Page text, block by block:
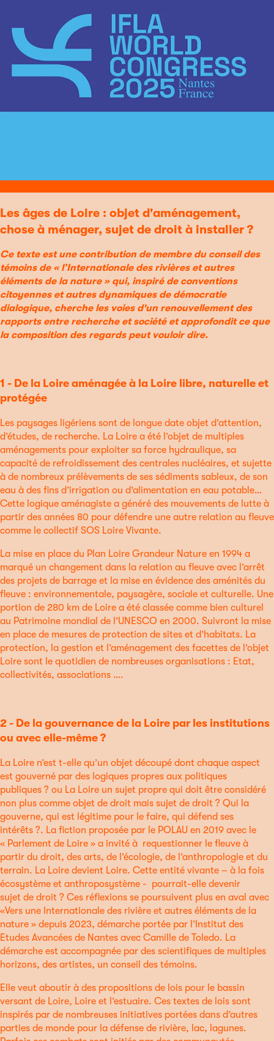
Les âges de Loire : objet d'aménagement,
chose à ménager, sujet de droit à installer ?
Ce texte est une contribution de membre du conseil des
témoins de « l’Internationale des rivières et autres
éléments de la nature » qui, inspiré de conventions
citoyennes et autres dynamiques de démocratie
dialogique, cherche les voies d'un renouvellement des
rapports entre recherche et société et approfondit ce que
la composition des regards peut vouloir dire.
1 - De la Loire aménagée à la Loire libre, naturelle et
protégée
Les paysages ligériens sont de longue date objet d’attention,
d’études, de recherche. La Loire a été l’objet de multiples
aménagements pour exploiter sa force hydraulique, sa
capacité de refroidissement des centrales nucléaires, et sujette
à de nombreux prélèvements de ses sédiments sableux, de son
eau à des fins d’irrigation ou d’alimentation en eau potable…
Cette logique aménagiste a généré des mouvements de lutte à
partir des années 80 pour défendre une autre relation au fleuve
comme le collectif SOS Loire Vivante.
La mise en place du Plan Loire Grandeur Nature en 1994 a
marqué un changement dans la relation au fleuve avec l’arrêt
des projets de barrage et la mise en évidence des aménités du
fleuve : environnementale, paysagère, sociale et culturelle. Une
portion de 280 km de Loire a été classée comme bien culturel
au Patrimoine mondial de l’UNESCO en 2000. Suivront la mise
en place de mesures de protection de sites et d’habitats. La
protection, la gestion et l’aménagement des facettes de l’objet
Loire sont le quotidien de nombreuses organisations : Etat,
collectivités, associations ….
2 - De la gouvernance de la Loire par les institutions
ou avec elle-même ?
La Loire n’est t-elle qu’un objet découpé dont chaque aspect
est gouverné par des logiques propres aux politiques
publiques ? ou La Loire un sujet propre qui doit être considéré
non plus comme objet de droit mais sujet de droit ? Qui la
gouverne, qui est légitime pour le faire, qui défend ses
intérêts ?. La fiction proposée par le POLAU en 2019 avec le
« Parlement de Loire » a invité à requestionner le fleuve à
partir du droit, des arts, de l’écologie, de l’anthropologie et du
terrain. La Loire devient Loire. Cette entité vivante – à la fois
écosystème et anthroposystème - pourrait-elle devenir
sujet de droit ? Ces réflexions se poursuivent plus en aval avec
«Vers une Internationale des rivière et autres éléments de la
nature » depuis 2023, démarche portée par l’Institut des
Etudes Avancées de Nantes avec Camille de Toledo. La
démarche est accompagnée par des scientifiques de multiples
horizons, des artistes, un conseil des témoins.
Elle veut aboutir à des propositions de lois pour le bassin
versant de Loire, Loire et l’estuaire. Ces textes de lois sont
inspirés par de nombreuses initiatives portées dans d’autres
parties de monde pour la défense de rivière, lac, lagunes.